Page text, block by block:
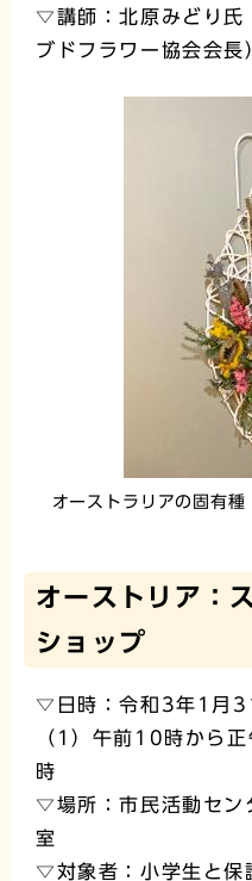
オーストラリアの固有
▽講師：北原みどり氏
ブドフラワー協会会長
オーストリア：
ショップ
▽日時：令和3年1月
（1）午前10時から
時
▽場所：市民活動セン
室
▽対象者：小学生と保